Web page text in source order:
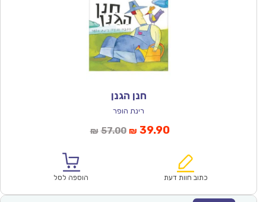
חנן הגנן
רינת הופר
₪ 57.00המחיר
₪57.00.
₪ 39.90המחיר
הוא:
כתוב חוות דעת הוספה לסל